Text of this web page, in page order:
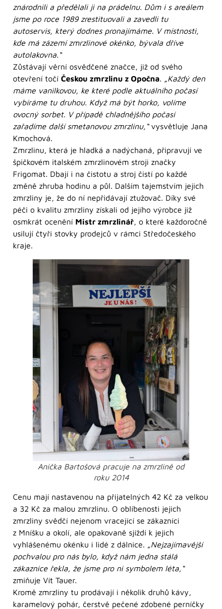
znárodnili a předělali ji na prádelnu. Dům i s areálem
jsme po roce 1989 zrestituovali a zavedli tu
autoservis, který dodnes pronajímáme. V místnosti,
kde má zázemí zmrzlinové okénko, bývala dříve
autolakovna.“
Zůstávají věrní osvědčené značce, již od svého
otevření točí Českou zmrzlinu z Opočna. „Každý den
máme vanilkovou, ke které podle aktuálního počasí
vybíráme tu druhou. Když má být horko, volíme
ovocný sorbet. V případě chladnějšího počasí
zařadíme další smetanovou zmrzlinu,“vysvětluje Jana
Kmochová.
Zmrzlinu, která je hladká a nadýchaná, připravují ve
špičkovém italském zmrzlinovém stroji značky
Frigomat. Dbají i na čistotu a stroj čistí po každé
změně zhruba hodinu a půl. Dalším tajemstvím jejich
zmrzliny je, že do ní nepřidávají ztužovač. Díky své
péči o kvalitu zmrzliny získali od jejího výrobce již
osmkrát ocenění Mistr zmrzlinář, o které každoročně
usilují čtyři stovky prodejců v rámci Středočeského
kraje.
Anička Bartošová pracuje na zmrzlině od
roku 2014
Cenu mají nastavenou na přijatelných 42 Kč za velkou
a 32 Kč za malou zmrzlinu. O oblíbenosti jejich
zmrzliny svědčí nejenom vracející se zákazníci
z Mníšku a okolí, ale opakovaně sjíždí k jejich
vyhlášenému okénku i lidé z dálnice. „Nejzajímavější
pochvalou pro nás bylo, když nám jedna stálá
zákaznice řekla, že jsme pro ni symbolem léta,“
zmiňuje Vít Tauer.
Kromě zmrzliny tu prodávají i několik druhů kávy,
karamelový pohár, čerstvě pečené zdobené perníčky